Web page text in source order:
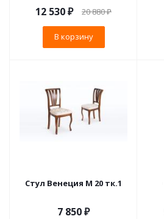
12 530₽ 20 880₽
В корзину
Стул Венеция М 20 тк.1
7 850 ₽